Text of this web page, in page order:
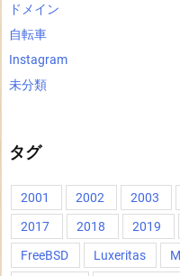
ドメイン
自転車
Instagram
未分類
タグ
2001 2002 2003
2017
2018 2019
FreeBSD
Luxeritas